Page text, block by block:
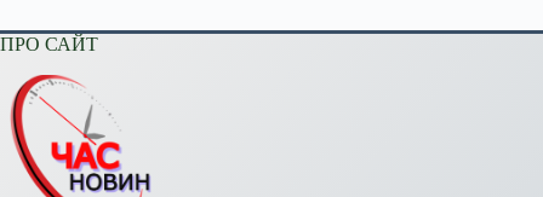
ПРО САЙТ